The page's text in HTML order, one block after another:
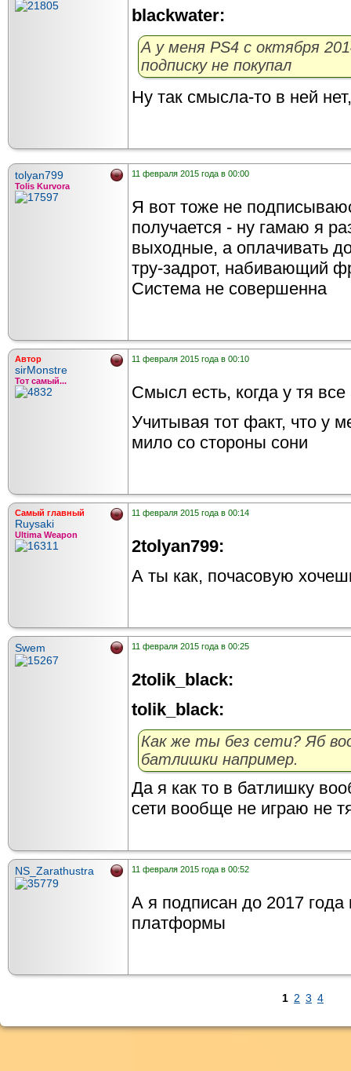
blackwater:
А у меня PS4 с октября
подписку не покупал
Ну так смысла-то в ней
tolyan799
Tolis Kurvora
11 февраля 2015 года в 00:00
Я вот тоже не
получается - ну гамаю я
выходные, а оплачивать
тру-задрот, набивающий
Система не совершенна
Автор
sirMonstre
Тот самый...
11 февраля 2015 года в 00:10
Смысл есть, когда у тя
Учитывая тот факт, что у
мило со стороны сони
Самый главный
Ruysaki
Ultima Weapon
11 февраля 2015 года в 00:14
2tolyan799:
А ты как, почасовую
Swem 11 февраля 2015 года в 00:25
2tolik_black:
tolik_black:
Как же ты без сети? Яб
батлишки например.
Да я как то в батлишку
сети вообще не играю не
NS_Zarathustra 11 февраля 2015 года в 00:52
А я подписан до 2017
платформы
1 2 3 4